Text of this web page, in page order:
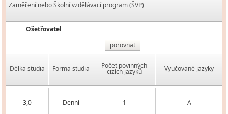
Zaměření nebo Školní vzdělávací program (ŠVP)
Ošetřovatel
porovnat
Délka studia Forma studia Počet povinných
cizích jazyků Vyučované jazyky
3,0 Denní 1 A